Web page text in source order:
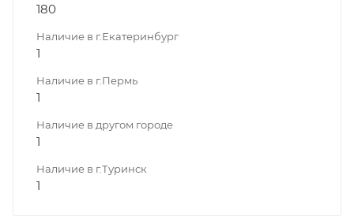
180
Наличие в г.Екатеринбург
1
Наличие в г.Пермь
1
Наличие в другом городе
1
Наличие в г.Туринск
1